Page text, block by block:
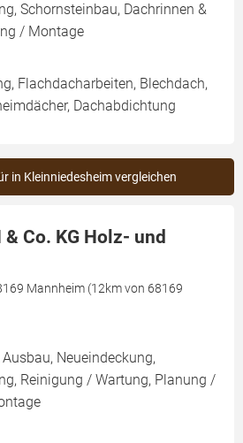
Schornsteinbau, Dachrinnen &
/ Montage
Flachdacharbeiten, Blechdach,
Dachabdichtung
in Kleinniedesheim vergleichen
Co. KG Holz- und
Mannheim (12km von 68169
Neueindeckung,
Reinigung / Wartung, Planung /